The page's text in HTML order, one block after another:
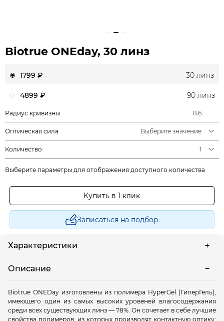
Biotrue ONEday, 30 линз
1799 ₽ 30 линз
4899 ₽ 90 линз
Радиус кривизны 8.6
Оптическая сила Выберите значение
Количество 1
Выберите параметры для отображения доступного количества
Купить в 1 клик
Записаться на подбор
Характеристики
Описание
Biotrue ONEDay изготовлены из полимера HyperGel (ГиперГель),
имеющего один из самых высоких уровеней влагосодержания
среди всех существующих линз — 78%. Он сочетает в себе лучшие
свойства полимеров, из которых производят контактную оптику: